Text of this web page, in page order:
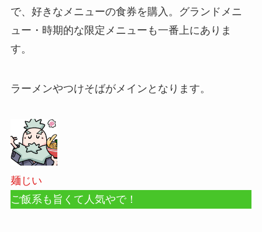
で、好きなメニューの食券を購入。グランドメニ
ュー・時期的な限定メニューも一番上にありま
す。
ラーメンやつけそばがメインとなります。
麺じい
ご飯系も旨くて人気やで！